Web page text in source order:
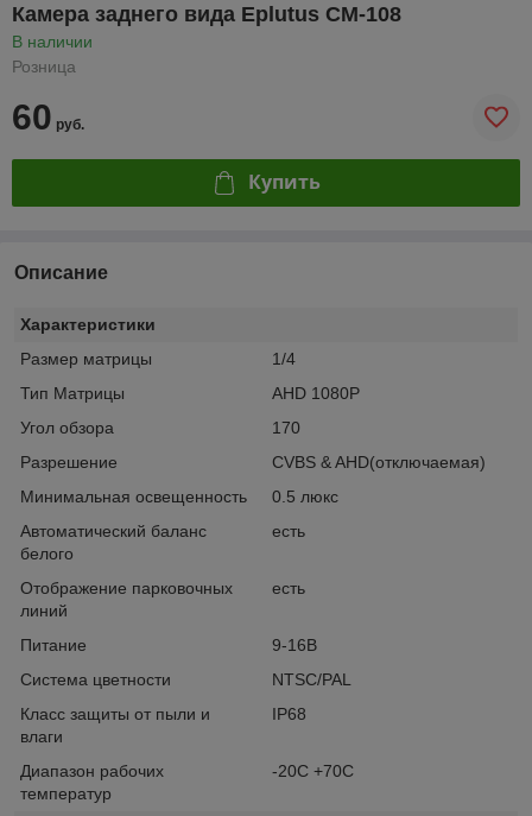
Камера заднего вида Eplutus CM-108
В наличии
Розница
60 руб.
Купить
Описание
Характеристики
Размер матрицы
1/4
Тип Матрицы
AHD 1080P
Угол обзора
170
Разрешение
CVBS & AHD(отключаемая)
Минимальная освещенность
0.5 люкс
Автоматический баланс
белого
есть
Отображение парковочных
линий
есть
Питание
9-16В
Система цветности
NTSC/PAL
Класс защиты от пыли и
влаги
IP68
Диапазон рабочих
температур
-20С +70С